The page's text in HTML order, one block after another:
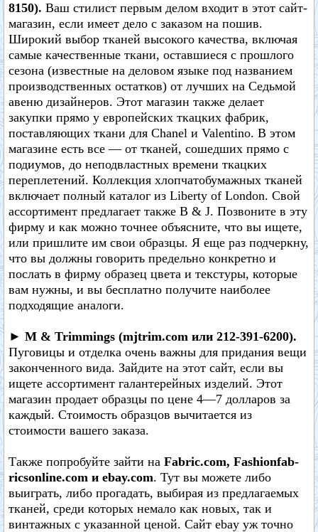
8150). Ваш стилист первым делом входит в этот сайт-
магазин, если имеет дело с заказом на пошив.
Широкий выбор тканей высокого качества, включая
самые качественные ткани, оставшиеся с прошлого
сезона (известные на деловом языке под названием
производственных остатков) от лучших на Седьмой
авеню дизайнеров. Этот магазин также делает
закупки прямо у европейских ткацких фабрик,
поставляющих ткани для Chanel и Valentino. В этом
магазине есть все — от тканей, сошедших прямо с
подиумов, до неподвластных времени ткацких
переплетений. Коллекция хлопчатобумажных тканей
включает полный каталог из Liberty of London. Свой
ассортимент предлагает также В & J. Позвоните в эту
фирму и как можно точнее объясните, что вы ищете,
или пришлите им свои образцы. Я еще раз подчеркну,
что вы должны говорить предельно конкретно и
послать в фирму образец цвета и текстуры, которые
вам нужны, и вы бесплатно получите наиболее
подходящие аналоги.
► M & Trimmings (mjtrim.com или 212-391-6200).
Пуговицы и отделка очень важны для придания вещи
законченного вида. Зайдите на этот сайт, если вы
ищете ассортимент галантерейных изделий. Этот
магазин продает образцы по цене 4—7 долларов за
каждый. Стоимость образцов вычитается из
стоимости вашего заказа.
Также попробуйте зайти на Fabric.com, Fashionfab-
ricsonline.com и ebay.com. Тут вы можете либо
выиграть, либо прогадать, выбирая из предлагаемых
тканей, среди которых немало как новых, так и
винтажных с указанной ценой. Сайт ebay уж точно